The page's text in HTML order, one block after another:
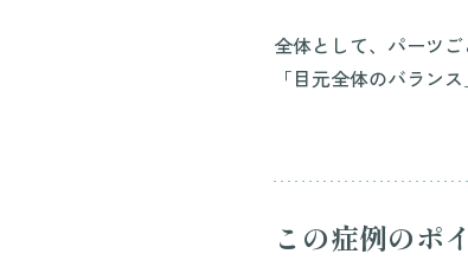
全体として、パーツ
「目元全体のバラン
この症例のポ